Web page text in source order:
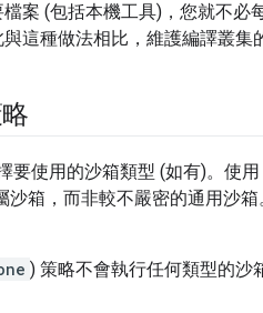
案 (包括本機工具)，您就不
這種做法相比，維護編譯叢集
要使用的沙箱類型 (如有)。使用
沙箱，而非較不嚴密的通用沙
) 策略不會執行任何類型的沙